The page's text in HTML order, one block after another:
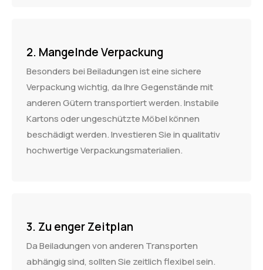
2. Mangelnde Verpackung
Besonders bei Beiladungen ist eine sichere
Verpackung wichtig, da Ihre Gegenstände mit
anderen Gütern transportiert werden. Instabile
Kartons oder ungeschützte Möbel können
beschädigt werden. Investieren Sie in qualitativ
hochwertige Verpackungsmaterialien.
3. Zu enger Zeitplan
Da Beiladungen von anderen Transporten
abhängig sind, sollten Sie zeitlich flexibel sein.